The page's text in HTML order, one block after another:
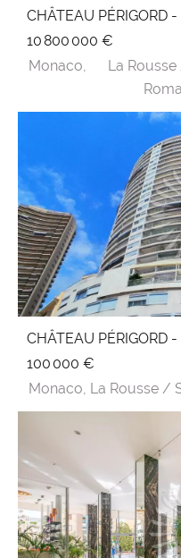
CHÂTEAU PÉRIGORD
10 800 000 €
Monaco,
La
CHÂTEAU PÉRIGORD
100 000 €
Monaco, La Rousse /